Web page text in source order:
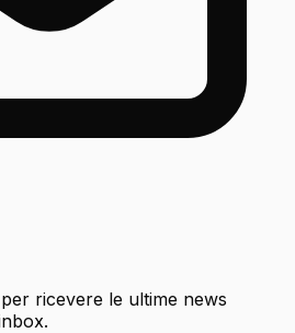
ricevere le ultime news